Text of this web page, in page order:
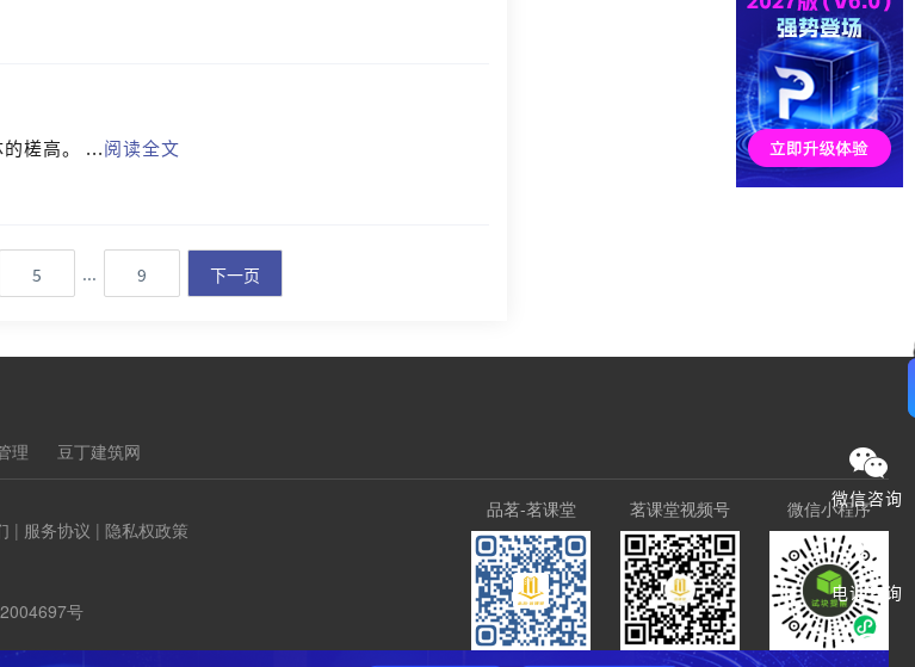
槎高。 ...阅读全文
5 ... 9 下一页
理 豆丁建筑网
| 服务协议 | 隐私权政策
号
品茗-茗课堂 茗课堂视频号 微信小程序
微信咨询
电话咨询